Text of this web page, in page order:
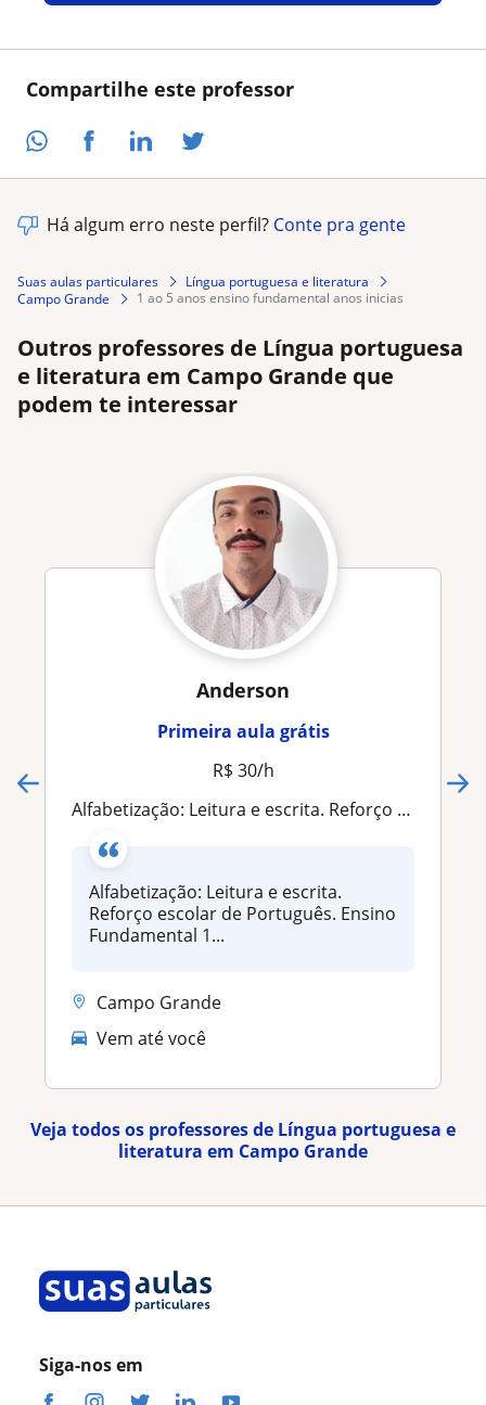
Compartilhe este professor
Há algum erro neste perfil? Conte pra gente
Suas aulas particulares
Língua portuguesa e literatura
Campo Grande
1 ao 5 anos ensino fundamental anos inicias
Outros professores de Língua portuguesa
e literatura em Campo Grande que
podem te interessar
Anderson
Primeira aula grátis
R$ 30/h
Alfabetização: Leitura e escrita. Reforço escolar de Português. Ensino Fundamental 1° ao 4°. Orientação em trabalhos e pesquisas
Alfabetização: Leitura e escrita.
Reforço escolar de Português. Ensino
Fundamental 1...
Campo Grande
Vem até você
Veja todos os professores de Língua portuguesa e
literatura em Campo Grande
Siga-nos em